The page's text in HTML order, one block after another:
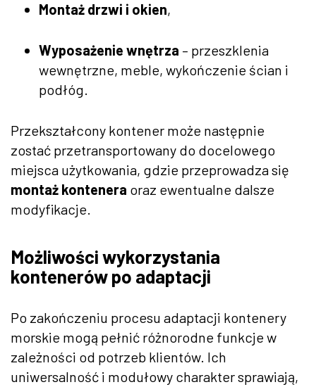
Montaż drzwi i okien,
Wyposażenie wnętrza – przeszklenia
wewnętrzne, meble, wykończenie ścian i
podłóg.
Przekształcony kontener może następnie
zostać przetransportowany do docelowego
miejsca użytkowania, gdzie przeprowadza się
montaż kontenera oraz ewentualne dalsze
modyfikacje.
Możliwości wykorzystania
kontenerów po adaptacji
Po zakończeniu procesu adaptacji kontenery
morskie mogą pełnić różnorodne funkcje w
zależności od potrzeb klientów. Ich
uniwersalność i modułowy charakter sprawiają,